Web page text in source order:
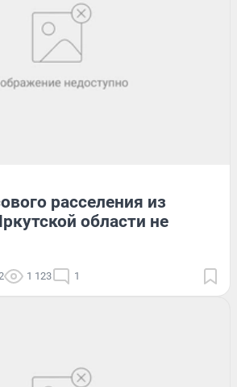
расселения из
области не
1 123 1